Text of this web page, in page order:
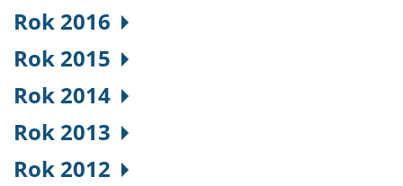
Rok 2016
Rok 2015
Rok 2014
Rok 2013
Rok 2012